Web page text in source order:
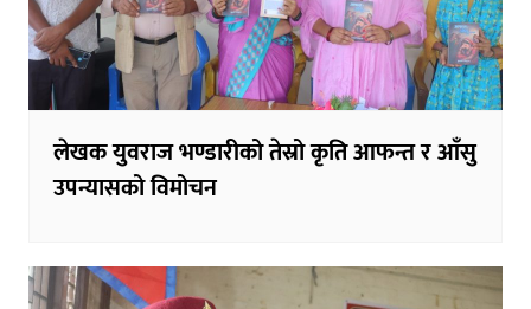
लेखक युवराज भण्डारीको तेस्रो कृति आफन्त र आँसु
उपन्यासको विमोचन